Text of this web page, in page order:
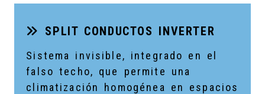
SPLIT CONDUCTOS INVERTER
Sistema invisible, integrado en el
falso techo, que permite una
climatización homogénea en espacios